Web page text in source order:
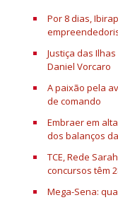
Por 8 dias,
Justiça das
Daniel Vorcaro
A paixão pela
de comando
Embraer em
dos balanços
TCE, Rede
concursos têm
Mega-Sena: